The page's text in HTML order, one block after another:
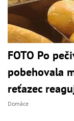
FOTO Po
pobehovala
reťazec
Domáce